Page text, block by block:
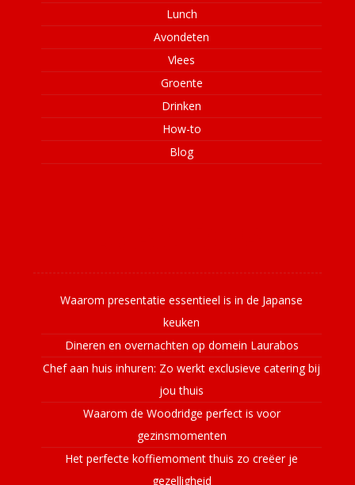
Lunch
Avondeten
Vlees
Groente
Drinken
How-to
Blog
Waarom presentatie essentieel is in de Japanse
keuken
Dineren en overnachten op domein Laurabos
Chef aan huis inhuren: Zo werkt exclusieve catering bij
jou thuis
Waarom de Woodridge perfect is voor
gezinsmomenten
Het perfecte koffiemoment thuis zo creëer je
gezelligheid